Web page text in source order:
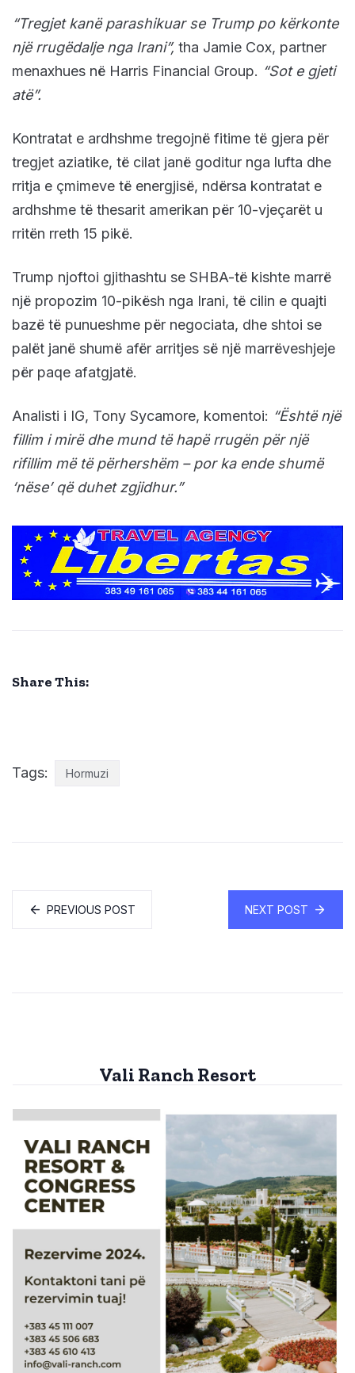
“Tregjet kanë parashikuar se Trump po kërkonte
një rrugëdalje nga Irani”, tha Jamie Cox, partner
menaxhues në Harris Financial Group. “Sot e gjeti
atë”.
Kontratat e ardhshme tregojnë fitime të gjera për
tregjet aziatike, të cilat janë goditur nga lufta dhe
rritja e çmimeve të energjisë, ndërsa kontratat e
ardhshme të thesarit amerikan për 10-vjeçarët u
rritën rreth 15 pikë.
Trump njoftoi gjithashtu se SHBA-të kishte marrë
një propozim 10-pikësh nga Irani, të cilin e quajti
bazë të punueshme për negociata, dhe shtoi se
palët janë shumë afër arritjes së një marrëveshjeje
për paqe afatgjatë.
Analisti i IG, Tony Sycamore, komentoi: “Është një
fillim i mirë dhe mund të hapë rrugën për një
rifillim më të përhershëm – por ka ende shumë
‘nëse’ që duhet zgjidhur.”
Share This:
Tags: Hormuzi
PREVIOUS POST NEXT POST
Vali Ranch Resort